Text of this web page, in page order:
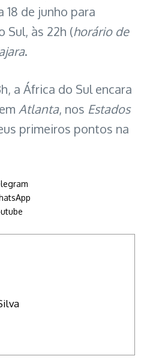
de junho para
Sul, às 22h (horário de
.
a África do Sul encara
Atlanta, nos Estados
primeiros pontos na